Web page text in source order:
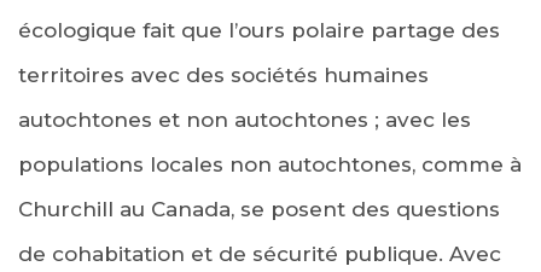
écologique fait que l’ours polaire partage des
territoires avec des sociétés humaines
autochtones et non autochtones ; avec les
populations locales non autochtones, comme à
Churchill au Canada, se posent des questions
de cohabitation et de sécurité publique. Avec